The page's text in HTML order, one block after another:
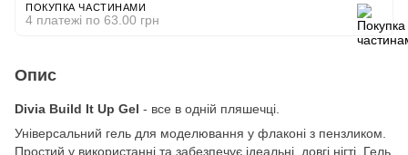
ПОКУПКА ЧАСТИНАМИ
4 платежі по 63.00 грн
Опис
Divia Build It Up Gel - все в одній пляшечці.
Універсальний гель для моделювання у флаконі з пензликом.
Простий у використанні та забезпечує ідеальні, довгі нігті. Гель